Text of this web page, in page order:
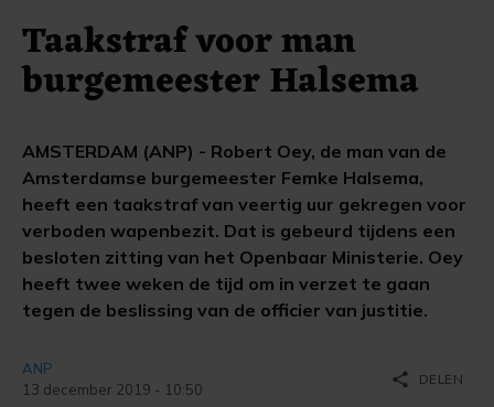
Taakstraf voor man
burgemeester Halsema
AMSTERDAM (ANP) - Robert Oey, de man van de
Amsterdamse burgemeester Femke Halsema,
heeft een taakstraf van veertig uur gekregen voor
verboden wapenbezit. Dat is gebeurd tijdens een
besloten zitting van het Openbaar Ministerie. Oey
heeft twee weken de tijd om in verzet te gaan
tegen de beslissing van de officier van justitie.
ANP
13 december 2019 - 10:50
share DELEN